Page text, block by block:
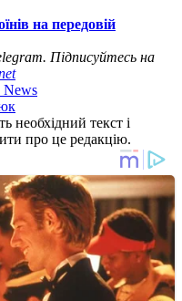
на передовій
Підписуйтесь на
News
необхідний текст і
про це редакцію.